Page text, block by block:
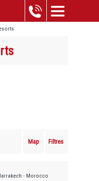
Map Filtres
- Morocco